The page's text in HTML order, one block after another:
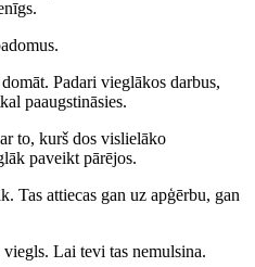
Padari vieglākos darbus,
paaugstināsies.
to, kurš dos vislielāko
paveikt pārējos.
Tas attiecas gan uz apģērbu, gan
viegls. Lai tevi tas nemulsina.